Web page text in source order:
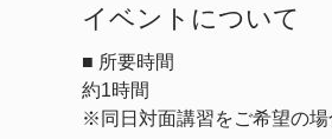
イベントについて
■ 所要時間
約1時間
※同日対面講習をご希望の場